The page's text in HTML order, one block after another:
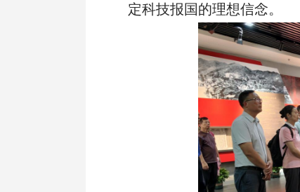
通知公告
专题专栏
定科技报国的理想信念。